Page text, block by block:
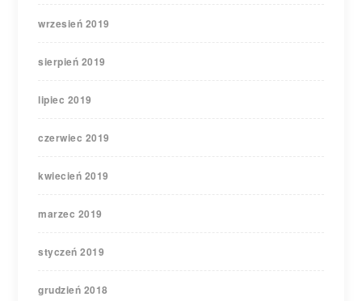
wrzesień 2019
sierpień 2019
lipiec 2019
czerwiec 2019
kwiecień 2019
marzec 2019
styczeń 2019
grudzień 2018